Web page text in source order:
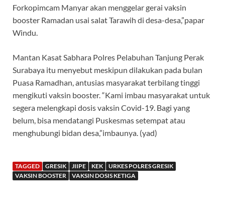
Forkopimcam Manyar akan menggelar gerai vaksin
booster Ramadan usai salat Tarawih di desa-desa,”papar
Windu.
Mantan Kasat Sabhara Polres Pelabuhan Tanjung Perak
Surabaya itu menyebut meskipun dilakukan pada bulan
Puasa Ramadhan, antusias masyarakat terbilang tinggi
mengikuti vaksin booster. “Kami imbau masyarakat untuk
segera melengkapi dosis vaksin Covid-19. Bagi yang
belum, bisa mendatangi Puskesmas setempat atau
menghubungi bidan desa,”imbaunya. (yad)
TAGGED GRESIK JIIPE KEK
URKES POLRES GRESIK
VAKSIN BOOSTER
VAKSIN DOSIS KETIGA